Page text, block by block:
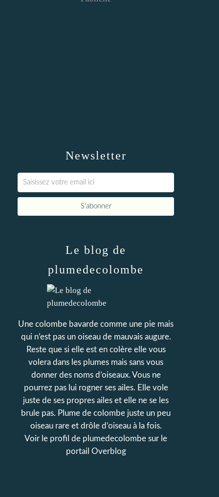
Newsletter
Le blog de
plumedecolombe
Une colombe bavarde comme une pie mais
qui n’est pas un oiseau de mauvais augure.
Reste que si elle est en colère elle vous
volera dans les plumes mais sans vous
donner des noms d’oiseaux. Vous ne
pourrez pas lui rogner ses ailes. Elle vole
juste de ses propres ailes et elle ne se les
brule pas. Plume de colombe juste un peu
oiseau rare et drôle d’oiseau à la fois.
Voir le profil de plumedecolombe sur le
portail Overblog